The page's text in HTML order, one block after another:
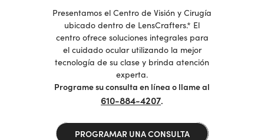
Presentamos el Centro de Visión y Cirugía
ubicado dentro de LensCrafters.* El
centro ofrece soluciones integrales para
el cuidado ocular utilizando la mejor
tecnología de su clase y brinda atención
experta.
Programe su consulta en línea o llame al
610-884-4207.
PROGRAMAR UNA CONSULTA